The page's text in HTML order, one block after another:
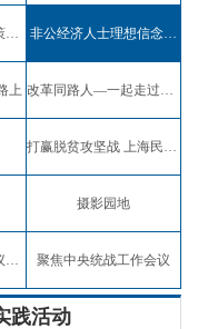
促进民营经济发展政策宣讲 非公经济人士理想信念教育实践活动
上 改革同路人—一起走过四十年
打赢脱贫攻坚战 上海民企在行动
摄影园地
上海民营经济联席会议专题报道 聚焦中央统战工作会议
践活动